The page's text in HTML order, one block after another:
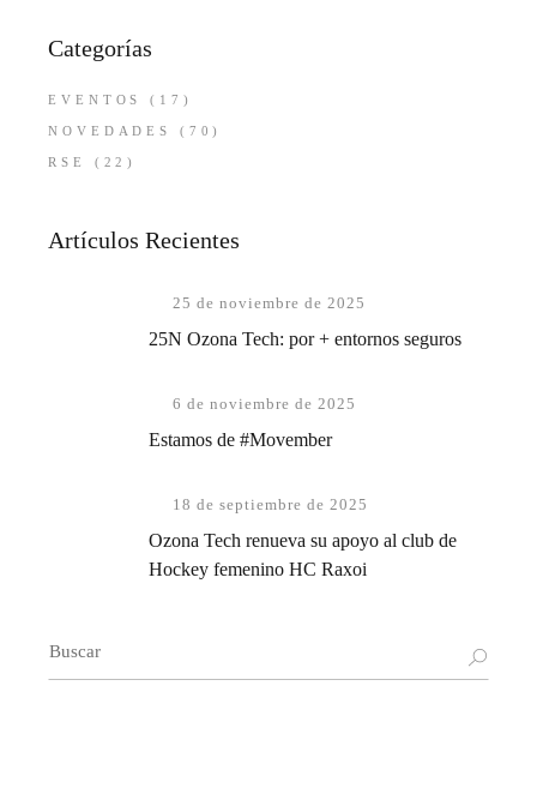
Categorías
EVENTOS (17)
NOVEDADES (70)
RSE (22)
Artículos Recientes
25 de noviembre de 2025
25N Ozona Tech: por + entornos seguros
6 de noviembre de 2025
Estamos de #Movember
18 de septiembre de 2025
Ozona Tech renueva su apoyo al club de
Hockey femenino HC Raxoi
Buscar: